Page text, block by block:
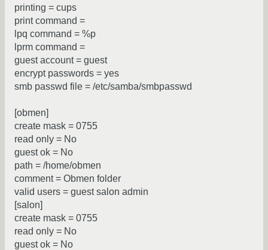
printing = cups
print command =
lpq command = %p
lprm command =
guest account = guest
encrypt passwords = yes
smb passwd file = /etc/samba/smbpasswd
[obmen]
create mask = 0755
read only = No
guest ok = No
path = /home/obmen
comment = Obmen folder
valid users = guest salon admin
[salon]
create mask = 0755
read only = No
guest ok = No